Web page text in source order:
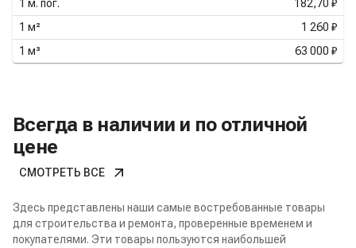
1 м. пог.
182,70 ₽
1 м²
1 260 ₽
1 м³ 63 000 ₽
Всегда в наличии и по отличной
цене
СМОТРЕТЬ ВСЕ
Здесь представлены наши самые востребованные товары
для строительства и ремонта, проверенные временем и
покупателями. Эти товары пользуются наибольшей